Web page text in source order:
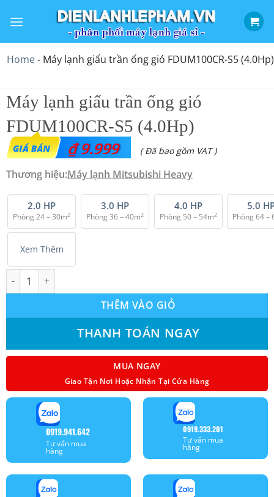
qua
dungHome- Máy lạnh giấu trần ống gió FDUM100CR-S5 (4.0Hp)
Máy lạnh giấu trần ống gió
FDUM100CR-S5 (4.0Hp)
₫9.999 ( Đã bao gồm VAT )
Thương hiệu:Máy lạnh Mitsubishi Heavy
2.0 HP
Phòng 24 – 30m2
3.0 HP
Phòng 36 – 40m2
4.0 HP
Phòng 50 – 54m2
5.0
Phòng 64 –
Xem Thêm
Máy lạnh giấu trần ống gió FDUM100CR-S5 (4.0Hp) số lượng
THÊM VÀO GIỎ
THANH TOÁN NGAY
MUA NGAY
Giao Tận Nơi Hoặc Nhận Tại Cửa Hàng
0919.941.642
Tư vấn mua
hàng
0919.333.201
Tư vấn mua
hàng